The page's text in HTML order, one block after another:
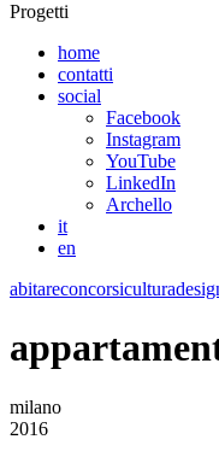
Progetti
home
contatti
social
Facebook
Instagram
YouTube
LinkedIn
Archello
it
en
abitareconcorsicultura
milano
2016